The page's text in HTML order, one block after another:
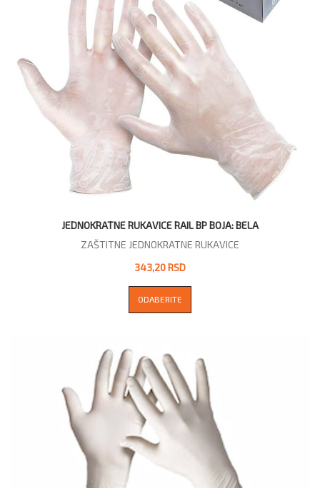
JEDNOKRATNE RUKAVICE RAIL BP BOJA: BELA
ZAŠTITNE JEDNOKRATNE RUKAVICE
343,20 RSD
ODABERITE